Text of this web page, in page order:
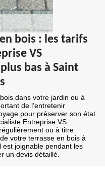
bois : les tarifs
VS
bas à Saint
dans votre jardin ou à
de l’entretenir
pour préserver son état
Entreprise VS
ou à titre
votre terrasse en bois à
joignable pendant les
un devis détaillé.